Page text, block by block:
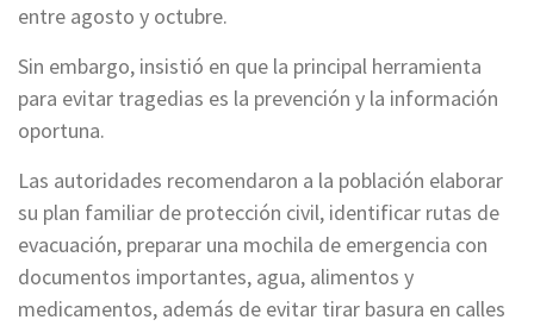
entre agosto y octubre.
Sin embargo, insistió en que la principal herramienta
para evitar tragedias es la prevención y la información
oportuna.
Las autoridades recomendaron a la población elaborar
su plan familiar de protección civil, identificar rutas de
evacuación, preparar una mochila de emergencia con
documentos importantes, agua, alimentos y
medicamentos, además de evitar tirar basura en calles